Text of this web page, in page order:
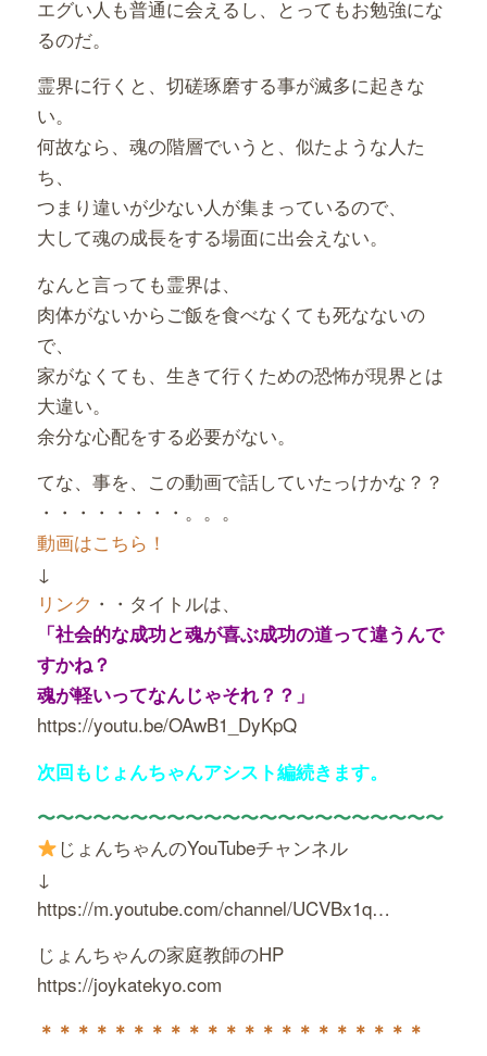
エグい人も普通に会えるし、とってもお勉強にな
るのだ。
霊界に行くと、切磋琢磨する事が滅多に起きな
い。
何故なら、魂の階層でいうと、似たような人た
ち、
つまり違いが少ない人が集まっているので、
大して魂の成長をする場面に出会えない。
なんと言っても霊界は、
肉体がないからご飯を食べなくても死なないの
で、
家がなくても、生きて行くための恐怖が現界とは
大違い。
余分な心配をする必要がない。
てな、事を、この動画で話していたっけかな？？
・・・・・・・・。。。
動画はこちら！
↓
リンク ・・タイトルは、
「社会的な成功と魂が喜ぶ成功の道って違うんで
すかね？
魂が軽いってなんじゃそれ？？」
https://youtu.be/OAwB1_DyKpQ
次回もじょんちゃんアシスト編続きます。
〜〜〜〜〜〜〜〜〜〜〜〜〜〜〜〜〜〜〜〜〜〜
じょんちゃんのYouTubeチャンネル
↓
https://m.youtube.com/channel/UCVBx1q…
じょんちゃんの家庭教師のHP
https://joykatekyo.com
＊＊＊＊＊＊＊＊＊＊＊＊＊ ＊＊＊＊＊＊＊＊